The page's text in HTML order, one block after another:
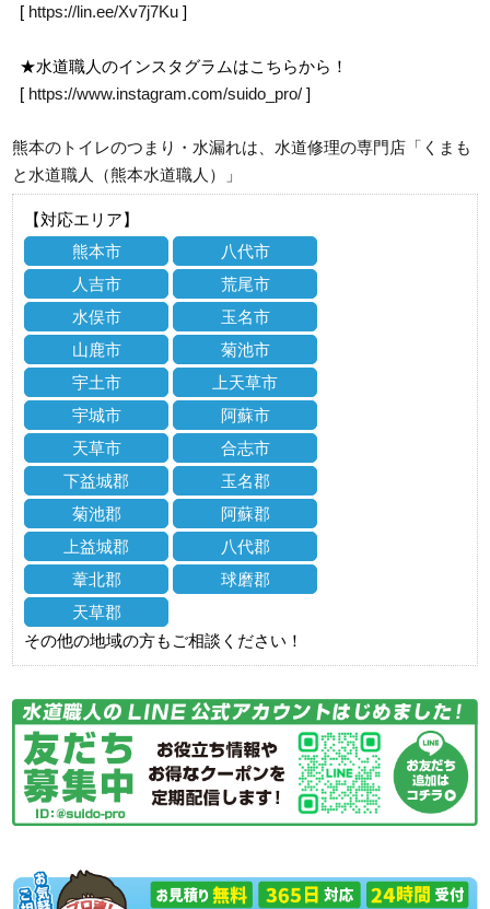
[ https://lin.ee/Xv7j7Ku ]
★水道職人のインスタグラムはこちらから！
[ https://www.instagram.com/suido_pro/ ]
熊本のトイレのつまり・水漏れは、水道修理の専門店「くまも
と水道職人（熊本水道職人）」
【対応エリア】
熊本市
八代市
人吉市
荒尾市
水俣市
玉名市
山鹿市
菊池市
宇土市
上天草市
宇城市
阿蘇市
天草市
合志市
下益城郡
玉名郡
菊池郡
阿蘇郡
上益城郡
八代郡
葦北郡
球磨郡
天草郡
その他の地域の方もご相談ください！